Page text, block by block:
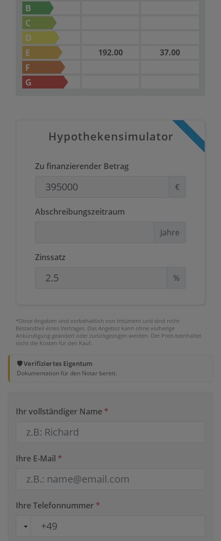
B
C
D
E
192.00 37.00
F
G
Hypothekensimulator
Zu finanzierender Betrag
€
Abschreibungszeitraum
Jahre
Zinssatz
%
*Diese Angaben sind vorbehaltlich von Irrtümern und sind nicht
Bestandteil eines Vertrages. Das Angebot kann ohne vorherige
Ankündigung geändert oder zurückgezogen werden. Der Preis beinhaltet
nicht die Kosten für den Kauf.
🛡️ Verifiziertes Eigentum
Dokumentation für den Notar bereit.
Ihr vollständiger Name *
Ihre E-Mail *
Ihre Telefonnummer *